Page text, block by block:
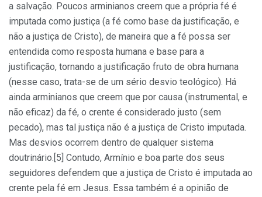
a salvação. Poucos arminianos creem que a própria fé é
imputada como justiça (a fé como base da justificação, e
não a justiça de Cristo), de maneira que a fé possa ser
entendida como resposta humana e base para a
justificação, tornando a justificação fruto de obra humana
(nesse caso, trata-se de um sério desvio teológico). Há
ainda arminianos que creem que por causa (instrumental, e
não eficaz) da fé, o crente é considerado justo (sem
pecado), mas tal justiça não é a justiça de Cristo imputada.
Mas desvios ocorrem dentro de qualquer sistema
doutrinário.[5] Contudo, Armínio e boa parte dos seus
seguidores defendem que a justiça de Cristo é imputada ao
crente pela fé em Jesus. Essa também é a opinião de